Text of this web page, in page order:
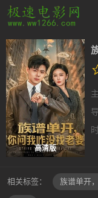
高清版
相关标签： 族谱单开